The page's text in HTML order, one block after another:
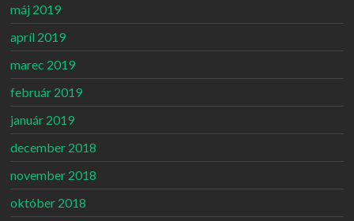
máj 2019
apríl 2019
marec 2019
február 2019
január 2019
december 2018
november 2018
október 2018